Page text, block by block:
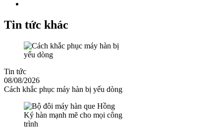
Tin tức khác
Tin tức
08/08/2026
Cách khắc phục máy hàn bị yếu dòng